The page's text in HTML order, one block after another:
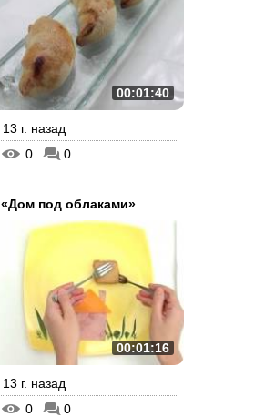
00:01:40
13 г. назад
0
0
«Дом под облаками»
00:01:16
13 г. назад
0
0